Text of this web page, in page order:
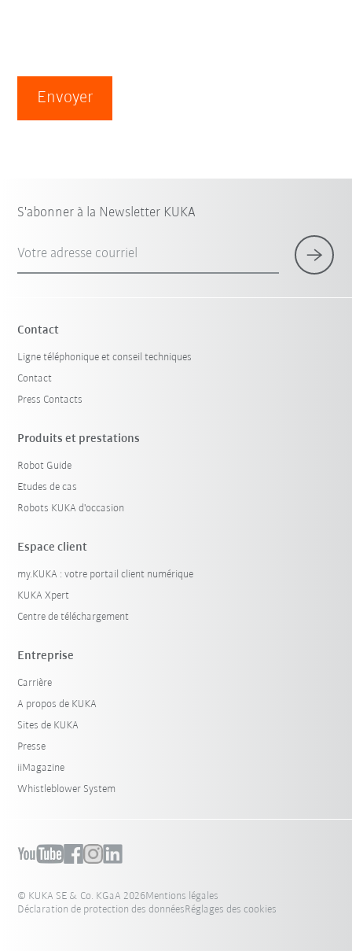
Envoyer
S'abonner à la Newsletter KUKA
Votre adresse courriel
Contact
Ligne téléphonique et conseil techniques
Contact
Press Contacts
Produits et prestations
Robot Guide
Etudes de cas
Robots KUKA d'occasion
Espace client
my.KUKA : votre portail client numérique
KUKA Xpert
Centre de téléchargement
Entreprise
Carrière
A propos de KUKA
Sites de KUKA
Presse
iiMagazine
Whistleblower System
© KUKA SE & Co. KGaA 2026Mentions légales
Déclaration de protection des donnéesRéglages des cookies